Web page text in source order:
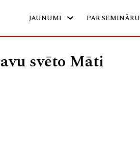
JAUNUMI PAR SEMINĀRU
svēto Māti